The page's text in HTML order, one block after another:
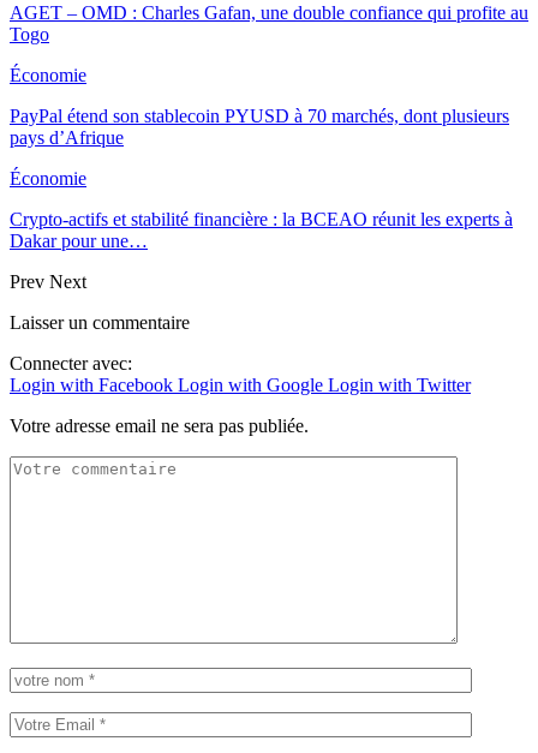
AGET – OMD : Charles Gafan, une double confiance qui profite au
Togo
Économie
PayPal étend son stablecoin PYUSD à 70 marchés, dont plusieurs
pays d’Afrique
Économie
Crypto-actifs et stabilité financière : la BCEAO réunit les experts à
Dakar pour une…
Prev Next
Laisser un commentaire
Connecter avec:
Login with Facebook Login with Google Login with Twitter
Votre adresse email ne sera pas publiée.